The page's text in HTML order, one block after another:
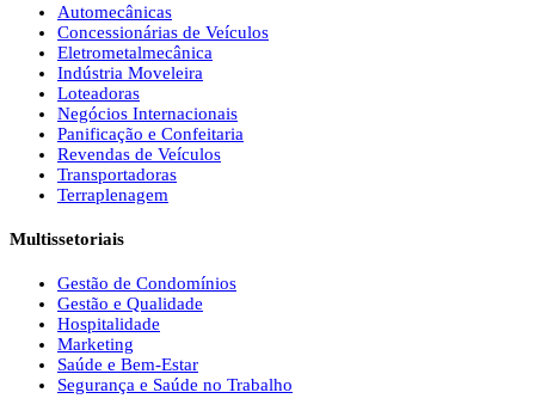
Automecânicas
Concessionárias de Veículos
Eletrometalmecânica
Indústria Moveleira
Loteadoras
Negócios Internacionais
Panificação e Confeitaria
Revendas de Veículos
Transportadoras
Terraplenagem
Multissetoriais
Gestão de Condomínios
Gestão e Qualidade
Hospitalidade
Marketing
Saúde e Bem-Estar
Segurança e Saúde no Trabalho